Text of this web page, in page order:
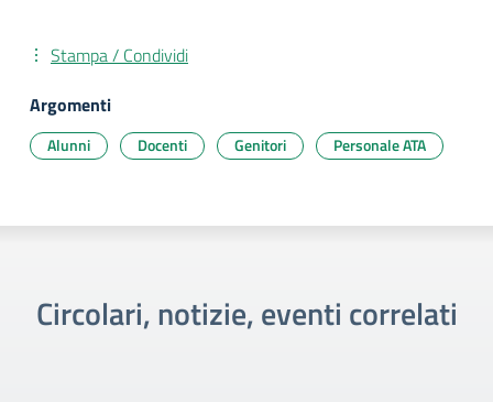
Stampa / Condividi
Argomenti
Alunni Docenti Genitori Personale ATA
Circolari, notizie, eventi correlati